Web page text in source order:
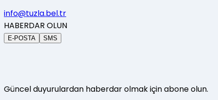
info@tuzla.bel.tr
HABERDAR OLUN
E-POSTA SMS
Güncel duyurulardan haberdar olmak için abone olun.